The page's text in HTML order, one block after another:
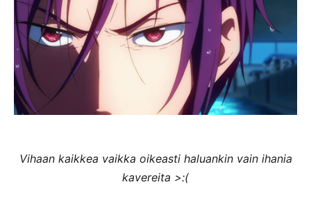
Vihaan kaikkea vaikka oikeasti haluankin vain ihania
kavereita >:(